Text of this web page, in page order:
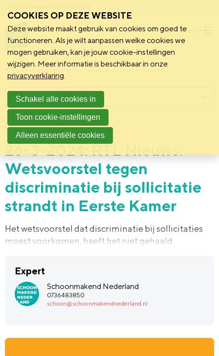
Menu
Schoonmakend Nederland
Politiek 22 april 2024 RTL Nieuws
26-3-2024: RTL Nieuws:
Wetsvoorstel tegen
discriminatie bij sollicitatie
strandt in Eerste Kamer
Het wetsvoorstel dat discriminatie bij sollicitaties
moest voorkomen, heeft het niet gehaald.
Expert
Schoonmakend Nederland
0736483850
schoon@schoonmakendnederland.nl
Menu
COOKIES OP DEZE WEBSITE
Deze website maakt gebruik van cookies om goed te
functioneren. Als je wilt aanpassen welke cookies we
mogen gebruiken, kan je jouw cookie-instellingen
wijzigen. Meer informatie is beschikbaar in onze
privacyverklaring.
Schakel alle cookies in
Toon cookie-instellingen
Alleen essentiële cookies